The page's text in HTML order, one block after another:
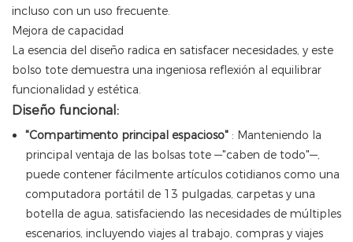
incluso con un uso frecuente.
Mejora de capacidad
La esencia del diseño radica en satisfacer necesidades, y este
bolso tote demuestra una ingeniosa reflexión al equilibrar
funcionalidad y estética.
Diseño funcional:
"Compartimento principal espacioso": Manteniendo la
principal ventaja de las bolsas tote —"caben de todo"—,
puede contener fácilmente artículos cotidianos como una
computadora portátil de 13 pulgadas, carpetas y una
botella de agua, satisfaciendo las necesidades de múltiples
escenarios, incluyendo viajes al trabajo, compras y viajes